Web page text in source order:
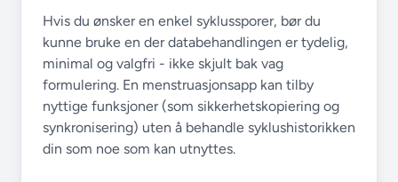
Hvis du ønsker en enkel syklussporer, bør du
kunne bruke en der databehandlingen er tydelig,
minimal og valgfri - ikke skjult bak vag
formulering. En menstruasjonsapp kan tilby
nyttige funksjoner (som sikkerhetskopiering og
synkronisering) uten å behandle syklushistorikken
din som noe som kan utnyttes.